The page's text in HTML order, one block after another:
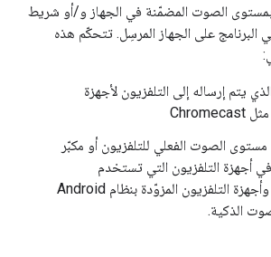
بمستوى الصوت المضمّنة في الجهاز و/أو شريط
على الجهاز المرسِل. تتحكّم هذه
يتم إرساله إلى التلفزيون لأجهزة
الصوت الفعلي للتلفزيون أو مكبّر
أجهزة التلفزيون التي تستخدم
Google Cast، وأجهزة التلفزيون المزوّدة بنظام Android